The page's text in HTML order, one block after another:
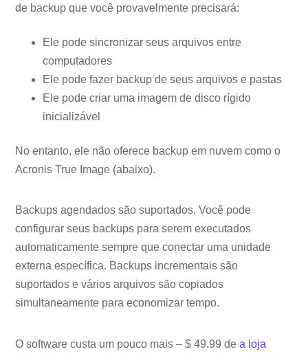
de backup que você provavelmente precisará:
Ele pode sincronizar seus arquivos entre
computadores
Ele pode fazer backup de seus arquivos e pastas
Ele pode criar uma imagem de disco rígido
inicializável
No entanto, ele não oferece backup em nuvem como o
Acronis True Image (abaixo).
Backups agendados são suportados. Você pode
configurar seus backups para serem executados
automaticamente sempre que conectar uma unidade
externa específica. Backups incrementais são
suportados e vários arquivos são copiados
simultaneamente para economizar tempo.
O software custa um pouco mais – $ 49.99 dea loja